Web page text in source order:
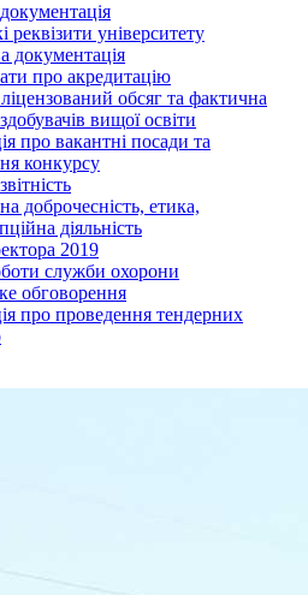
реквізити університету
документація
про акредитацію
ліцензований обсяг та фактична
здобувачів вищої освіти
про вакантні посади та
конкурсу
доброчесність, етика,
діяльність
2019
служби охорони
обговорення
про проведення тендерних